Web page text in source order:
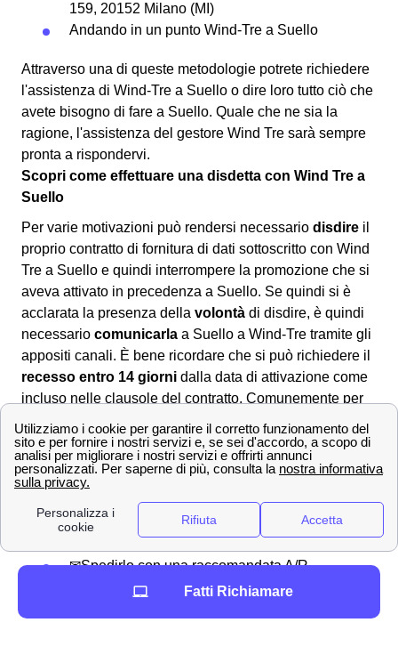
159, 20152 Milano (MI)
Andando in un punto Wind-Tre a Suello
Attraverso una di queste metodologie potrete richiedere
l'assistenza di Wind-Tre a Suello o dire loro tutto ciò che
avete bisogno di fare a Suello. Quale che ne sia la
ragione, l'assistenza del gestore Wind Tre sarà sempre
pronta a rispondervi.
Scopri come effettuare una disdetta con Wind Tre a
Suello
Per varie motivazioni può rendersi necessario disdire il
proprio contratto di fornitura di dati sottoscritto con Wind
Tre a Suello e quindi interrompere la promozione che si
aveva attivato in precedenza a Suello. Se quindi si è
acclarata la presenza della volontà di disdire, è quindi
necessario comunicarla a Suello a Wind-Tre tramite gli
appositi canali. È bene ricordare che si può richiedere il
recesso entro 14 giorni dalla data di attivazione come
incluso nelle clausole del contratto. Comunemente per
dovrà scaricare ilmodulo di disdettadall'area clienti
online, dall'app Wind Tre oppure direttamente dal sito.
Una volta compilatolo si potrà:
📧 Inviarlo via PEC all'indirizzo apposito:
✉Spedirlo con una raccomandata A/R
indirizzata a WIND Tre S.p.A. CD MILANO
Fatti Richiamare